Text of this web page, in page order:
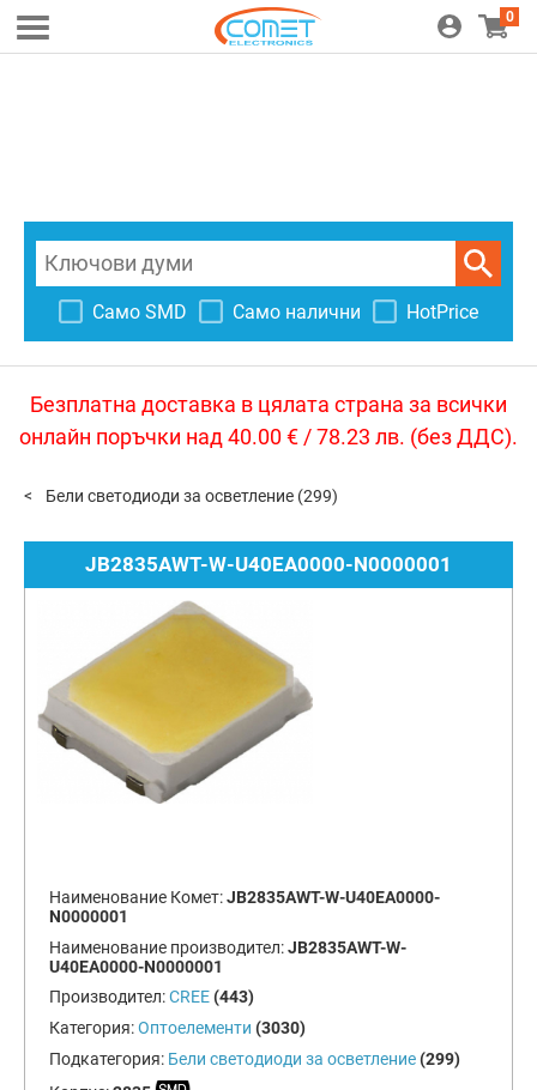
0
Само SMD Само налични HotPrice
Безплатна доставка в цялата страна за всички
онлайн поръчки над 40.00 € / 78.23 лв. (без ДДС).
Бели светодиоди за осветление (299)
JB2835AWT-W-U40EA0000-N0000001
Наименование Комет:JB2835AWT-W-U40EA0000-
N0000001
Наименование производител:JB2835AWT-W-
U40EA0000-N0000001
Производител:CREE (443)
Категория:Оптоелементи (3030)
Подкатегория: Бели светодиоди за осветление (299)